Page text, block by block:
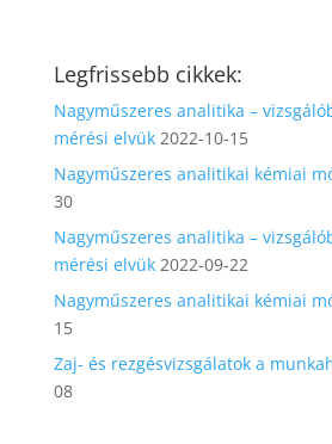
Legfrissebb cikkek:
Nagyműszeres analitika –
mérési elvük 2022-10-15
Nagyműszeres analitikai kémiai
30
Nagyműszeres analitika –
mérési elvük 2022-09-22
Nagyműszeres analitikai kémiai
15
Zaj- és rezgésvizsgálatok a
08